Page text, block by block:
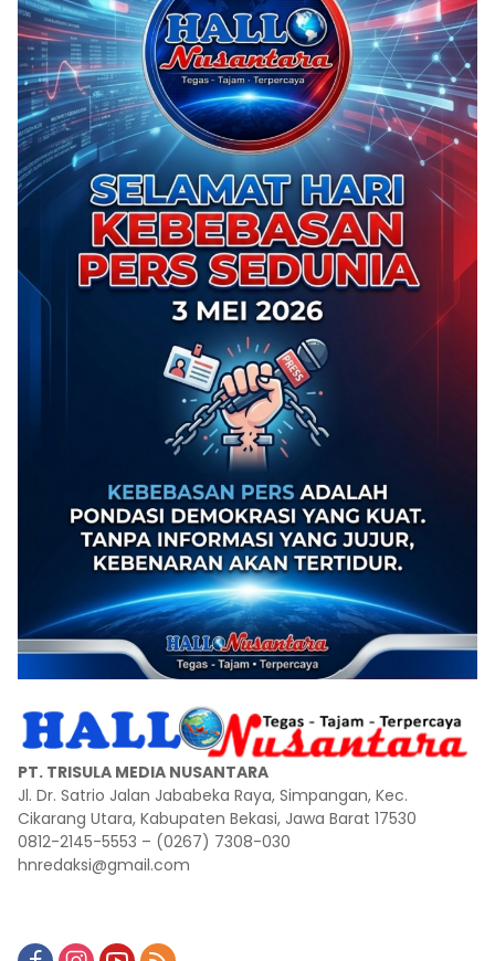
PT. TRISULA MEDIA NUSANTARA
Jl. Dr. Satrio Jalan Jababeka Raya, Simpangan, Kec.
Cikarang Utara, Kabupaten Bekasi, Jawa Barat 17530
0812-2145-5553 – (0267) 7308-030
hnredaksi@gmail.com